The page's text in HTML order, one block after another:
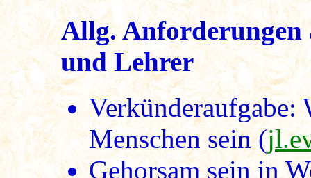
Allg. Anforderungen
und Lehrer
Verkünderaufgabe:
Menschen sein (
Gehorsam sein in